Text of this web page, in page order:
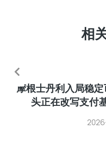
相
摩根士丹利入局稳
头正在改写支付